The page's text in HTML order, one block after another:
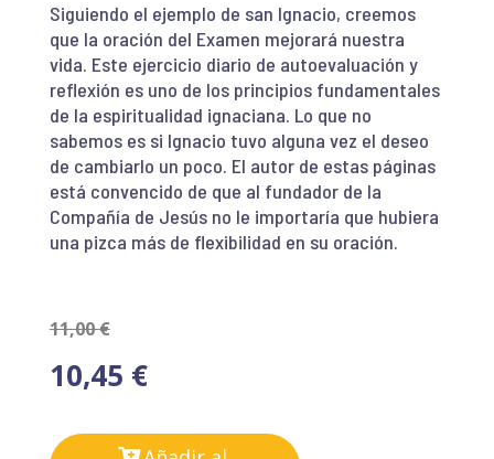
Siguiendo el ejemplo de san Ignacio, creemos
que la oración del Examen mejorará nuestra
vida. Este ejercicio diario de autoevaluación y
reflexión es uno de los principios fundamentales
de la espiritualidad ignaciana. Lo que no
sabemos es si Ignacio tuvo alguna vez el deseo
de cambiarlo un poco. El autor de estas páginas
está convencido de que al fundador de la
Compañía de Jesús no le importaría que hubiera
una pizca más de flexibilidad en su oración.
11,00€
10,45 €